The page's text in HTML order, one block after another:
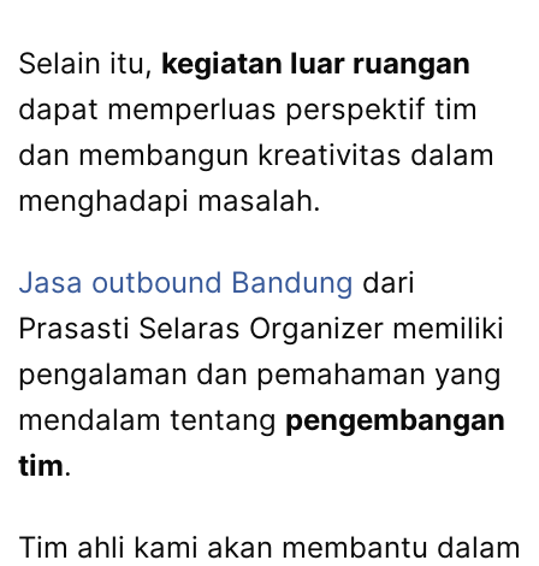
Selain itu, kegiatan luar ruangan
dapat memperluas perspektif tim
dan membangun kreativitas dalam
menghadapi masalah.
Jasa outbound Bandung dari
Prasasti Selaras Organizer memiliki
pengalaman dan pemahaman yang
mendalam tentang pengembangan
tim.
Tim ahli kami akan membantu dalam